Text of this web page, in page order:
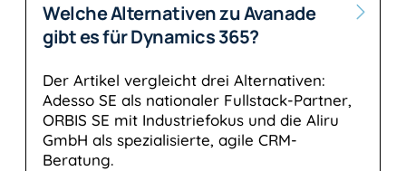
Welche Alternativen zu Avanade
gibt es für Dynamics 365?
Der Artikel vergleicht drei Alternativen:
Adesso SE als nationaler Fullstack-Partner,
ORBIS SE mit Industriefokus und die Aliru
GmbH als spezialisierte, agile CRM-
Beratung.